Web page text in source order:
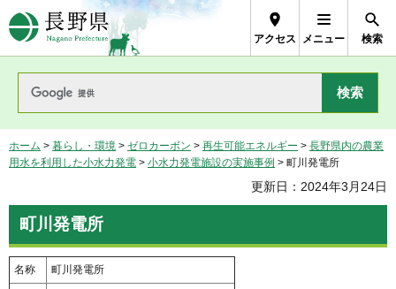
長野県Nagano Prefecture
アクセス メニュー 検索
ホーム > 暮らし・環境 > ゼロカーボン > 再生可能エネルギー > 長野県内の農業
用水を利用した小水力発電 > 小水力発電施設の実施事例 > 町川発電所
更新日：2024年3月24日
町川発電所
名称 町川発電所